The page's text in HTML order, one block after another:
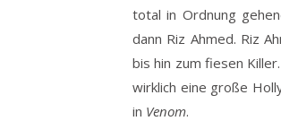
total in Ordnung
dann Riz Ahmed. Riz
bis hin zum fiesen
wirklich eine große
in Venom.